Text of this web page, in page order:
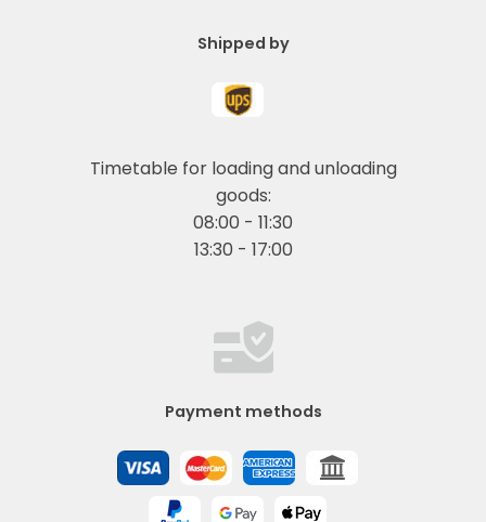
Shipped by
Timetable for loading and unloading
goods:
08:00 - 11:30
13:30 - 17:00
Payment methods